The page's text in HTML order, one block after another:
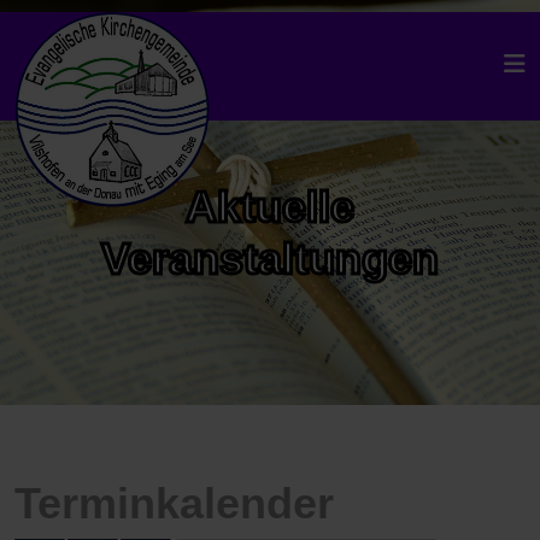
Aktuelle
Veranstaltungen
Terminkalender